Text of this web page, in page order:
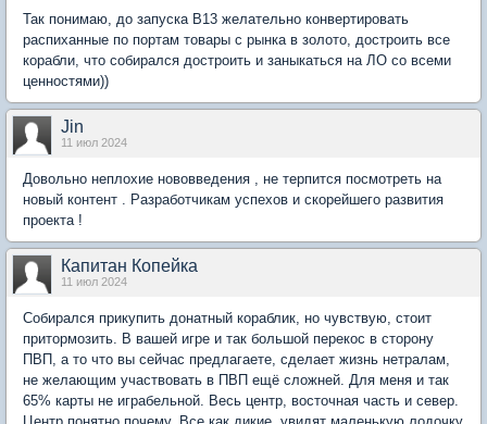
Так понимаю, до запуска B13 желательно конвертировать
распиханные по портам товары с рынка в золото, достроить все
корабли, что собирался достроить и заныкаться на ЛО со всеми
ценностями))
Jin
11 июл 2024
Довольно неплохие нововведения , не терпится посмотреть на
новый контент . Разработчикам успехов и скорейшего развития
проекта !
Капитан Копейка
11 июл 2024
Собирался прикупить донатный кораблик, но чувствую, стоит
притормозить. В вашей игре и так большой перекос в сторону
ПВП, а то что вы сейчас предлагаете, сделает жизнь нетралам,
не желающим участвовать в ПВП ещё сложней. Для меня и так
65% карты не играбельной. Весь центр, восточная часть и север.